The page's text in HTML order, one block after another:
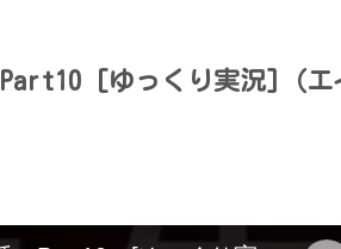
[ゆっくり実況]（エ